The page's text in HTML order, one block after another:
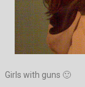
Girls with guns 🙂